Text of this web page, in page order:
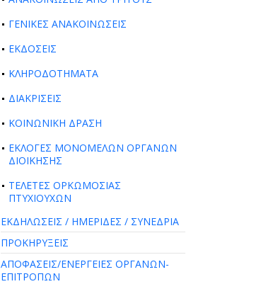
ΓΕΝΙΚΕΣ ΑΝΑΚΟΙΝΩΣΕΙΣ
ΕΚΔΟΣΕΙΣ
ΚΛΗΡΟΔΟΤΗΜΑΤΑ
ΔΙΑΚΡΙΣΕΙΣ
ΚΟΙΝΩΝΙΚΗ ΔΡΑΣΗ
ΕΚΛΟΓΕΣ ΜΟΝΟΜΕΛΩΝ ΟΡΓΑΝΩΝ
ΔΙΟΙΚΗΣΗΣ
ΤΕΛΕΤΕΣ ΟΡΚΩΜΟΣΙΑΣ
ΠΤΥΧΙΟΥΧΩΝ
ΕΚΔΗΛΩΣΕΙΣ / ΗΜΕΡΙΔΕΣ / ΣΥΝΕΔΡΙΑ
ΠΡΟΚΗΡΥΞΕΙΣ
ΑΠΟΦΑΣΕΙΣ/ΕΝΕΡΓΕΙΕΣ ΟΡΓΑΝΩΝ-
ΕΠΙΤΡΟΠΩΝ